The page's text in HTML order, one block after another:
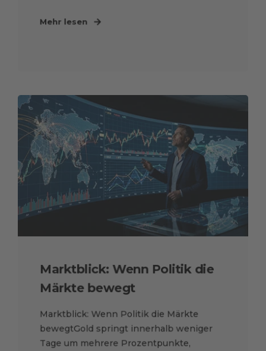
Mehr lesen
Marktblick: Wenn Politik die
Märkte bewegt
Marktblick: Wenn Politik die Märkte
bewegtGold springt innerhalb weniger
Tage um mehrere Prozentpunkte,